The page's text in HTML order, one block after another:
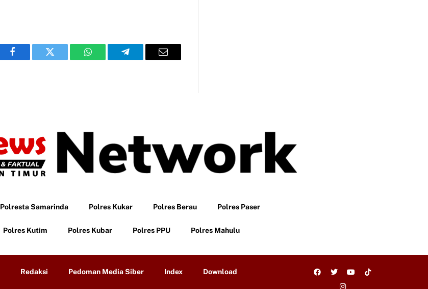
Facebook Twitter WhatsAppTelegram Email
Polresta Samarinda Polres Kukar Polres Berau Polres Paser
Polres Kutim Polres Kubar Polres PPU Polres Mahulu
Redaksi Pedoman Media Siber Index Download